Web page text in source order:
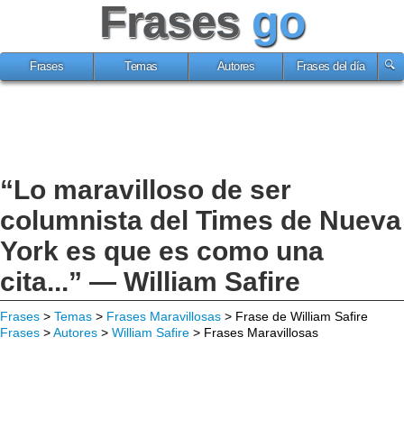
Frases go
Frases Temas Autores Frases del día
“Lo maravilloso de ser
columnista del Times de Nueva
York es que es como una
cita...” — William Safire
Frases > Temas > Frases Maravillosas > Frase de William Safire
Frases >Autores > William Safire > Frases Maravillosas